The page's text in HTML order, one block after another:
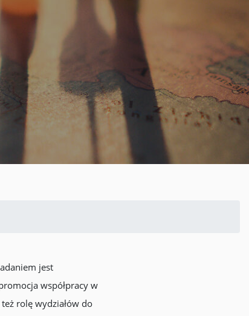
jest
współpracy w
rolę wydziałów do